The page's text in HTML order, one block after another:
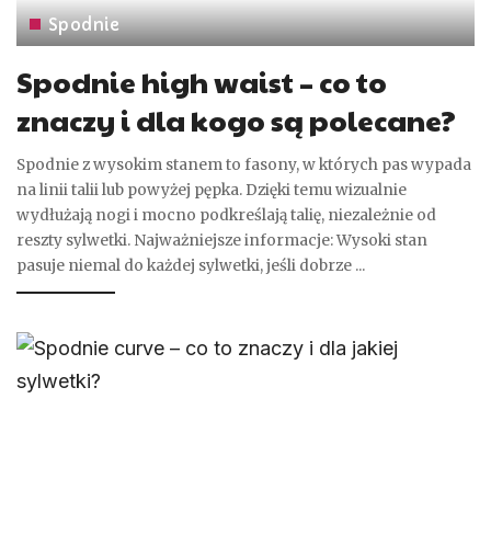
Spodnie
Spodnie high waist – co to
znaczy i dla kogo są polecane?
Spodnie z wysokim stanem to fasony, w których pas wypada
na linii talii lub powyżej pępka. Dzięki temu wizualnie
wydłużają nogi i mocno podkreślają talię, niezależnie od
reszty sylwetki. Najważniejsze informacje: Wysoki stan
pasuje niemal do każdej sylwetki, jeśli dobrze ...